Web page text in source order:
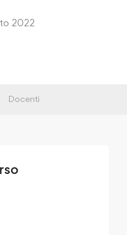
2022
Docenti